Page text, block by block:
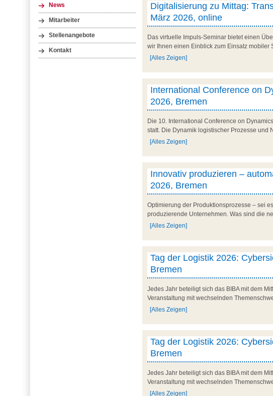
News
Mitarbeiter
Stellenangebote
Kontakt
Digitalisierung zu Mittag:
März 2026, online
Das virtuelle Impuls-Seminar bietet einen
wir Ihnen einen Einblick zum Einsatz mobiler
[Alles Zeigen]
International Conference on
2026, Bremen
Die 10. International Conference on
statt. Die Dynamik logistischer Prozesse und
[Alles Zeigen]
Innovativ produzieren –
2026, Bremen
Optimierung der Produktionsprozesse – sei
produzierende Unternehmen. Was sind die
[Alles Zeigen]
Tag der Logistik 2026:
Bremen
Jedes Jahr beteiligt sich das BIBA mit dem
Veranstaltung mit wechselnden
[Alles Zeigen]
Tag der Logistik 2026:
Bremen
Jedes Jahr beteiligt sich das BIBA mit dem
Veranstaltung mit wechselnden
[Alles Zeigen]